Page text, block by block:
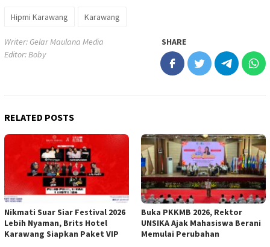
Hipmi Karawang Karawang
Writer: Gelar Maulana Media
Editor: Boby
SHARE
RELATED POSTS
Nikmati Suar Siar Festival 2026
Lebih Nyaman, Brits Hotel
Karawang Siapkan Paket VIP
Buka PKKMB 2026, Rektor
UNSIKA Ajak Mahasiswa Berani
Memulai Perubahan